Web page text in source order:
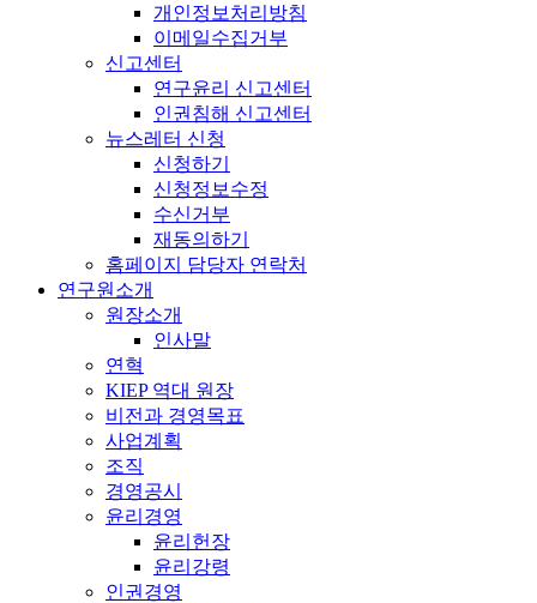
개인정보처리방침
이메일수집거부
신고센터
연구윤리 신고센터
인권침해 신고센터
뉴스레터 신청
신청하기
신청정보수정
수신거부
재동의하기
홈페이지 담당자 연락처
연구원소개
원장소개
인사말
연혁
KIEP 역대 원장
비전과 경영목표
사업계획
조직
경영공시
윤리경영
윤리헌장
윤리강령
인권경영